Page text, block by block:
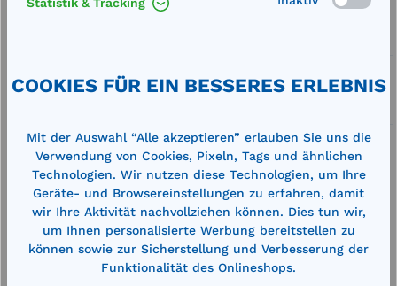
Artikel-Nummer:712110
Lieferung frei Haus
Beschreibung
Außenmaße (BxTxH): 890 x 660 x 520
mmInnenmaße (BxTxH): 730 x 530 x 450 mmMax.
COOKIES FÜR EIN BESSERES ERLEBNIS
Mit der Auswahl “Alle akzeptieren” erlauben Sie uns die
Verwendung von Cookies, Pixeln, Tags und ähnlichen
Technologien. Wir nutzen diese Technologien, um Ihre
Geräte- und Browsereinstellungen zu erfahren, damit
wir Ihre Aktivität nachvollziehen können. Dies tun wir,
um Ihnen personalisierte Werbung bereitstellen zu
können sowie zur Sicherstellung und Verbesserung der
Funktionalität des Onlineshops.